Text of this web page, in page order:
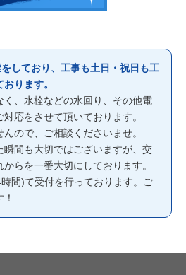
しており、工事も土日・祝日も工
ります。
く、水栓などの水回り、その他電
応をさせて頂いております。
ので、ご相談くださいませ。
間も大切ではございますが、交
らを一番大切にしております。
間)て受付を行っております。ご